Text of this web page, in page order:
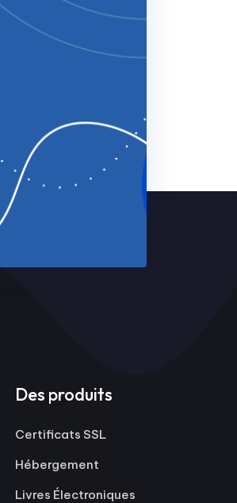
Des produits
Certificats SSL
Hébergement
Livres Électroniques